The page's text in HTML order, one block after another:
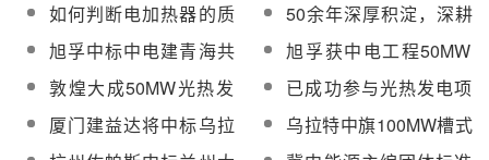
如何判断电加热器的质
量？听听杭州佐帕斯怎
么说
50余年深厚积淀，深耕
中国市场18年，这家电
加热厂商正发力光热发
电市场
旭孚中标中电建青海共
和50MW光热项目储罐
电加热器采购
旭孚获中电工程50MW
光热项目熔盐罐电加热
器设计和供货合同
敦煌大成50MW光热发
电项目启动电加热器采
购询价
已成功参与光热发电项
目电加热供货企业名单
大全
厦门建益达将中标乌拉
特中旗100MW光热发电
乌拉特中旗100MW槽式
光热发电项目熔盐罐电